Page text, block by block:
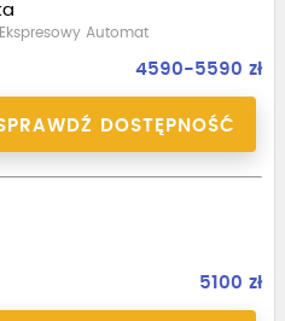
Automat
4590-5590 zł
DOSTĘPNOŚĆ
5100 zł